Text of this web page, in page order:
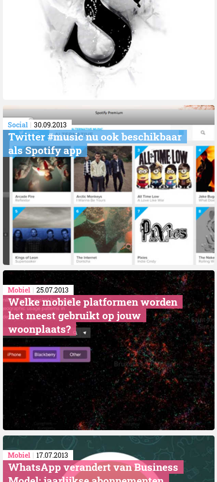
Social 30.09.2013
Twitter #music nu ook beschikbaar
als Spotify app
Mobiel 25.07.2013
Welke mobiele platformen worden
het meest gebruikt op jouw
woonplaats?
Mobiel 17.07.2013
WhatsApp verandert van Business